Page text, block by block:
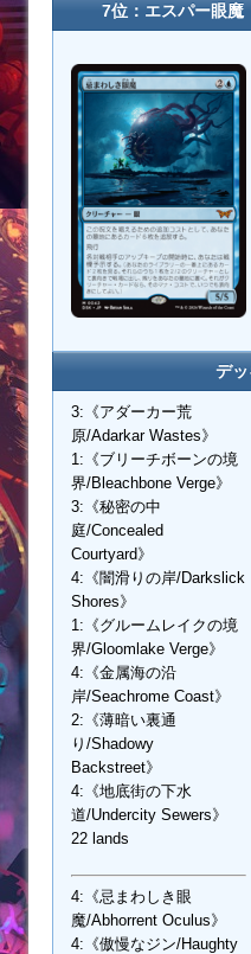
7位：エスパー眼
デ
3:《アダーカー荒
原/Adarkar Wastes》
1:《ブリーチボーンの境
界/Bleachbone Verge》
3:《秘密の中
庭/Concealed
Courtyard》
4:《闇滑りの岸/Darkslick
Shores》
1:《グルームレイクの境
界/Gloomlake Verge》
4:《金属海の沿
岸/Seachrome Coast》
2:《薄暗い裏通
り/Shadowy
Backstreet》
4:《地底街の下水
道/Undercity Sewers》
22 lands
4:《忌まわしき眼
魔/Abhorrent Oculus》
4:《傲慢なジン/Haughty